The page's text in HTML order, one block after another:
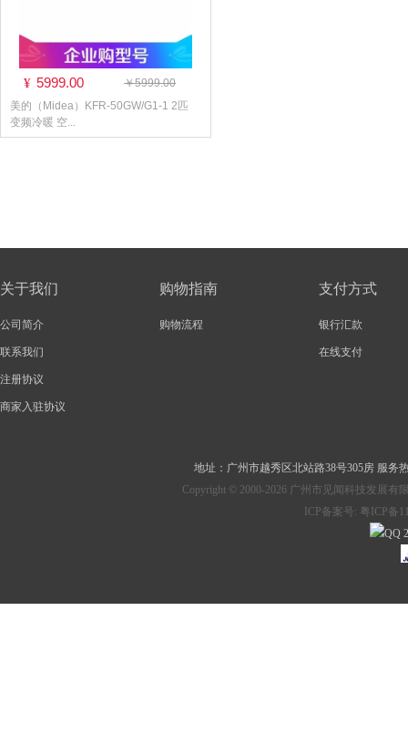
¥ 5999.00
￥5999.00
美的（Midea）KFR-50GW/G1-1 2匹
变频冷暖 空...
关于我们
公司简介
联系我们
注册协议
商家入驻协议
购物指南
购物流程
支付方式
银行汇款
在线支付
地址： 广州市越秀区北站路38号305房 服务
Copyright © 2000-2026 广州市见闻科技发展
ICP备案号: 粤ICP备